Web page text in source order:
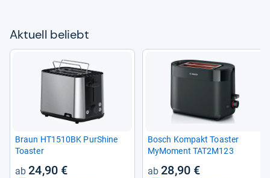
Aktu­ell beliebt
Braun HT1510BK PurS­hine
Toas­ter
24,90 €
Bosch Kom­pakt Toas­ter
MyMo­ment TAT2M123
28,90 €